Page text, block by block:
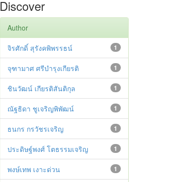
Discover
Author
1
จิรศักดิ์ สุรังคพิพรรธน์
1
จุฑามาศ ศรีบำรุงเกียรติ
1
ชินวัฒน์ เกียรติสันติกุล
1
ณัฐธิดา ชูเจริญพิพัฒน์
1
ธนกร กรวัชรเจริญ
1
ประดิษฐ์พงศ์ โตธรรมเจริญ
1
พงษ์เทพ เงาะด่วน